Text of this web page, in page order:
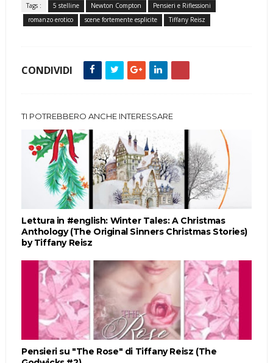
Tags : 5 stelline Newton Compton
Pensieri e Riflessioni
romanzo erotico
scene fortemente esplicite Tiffany Reisz
CONDIVIDI
TI POTREBBERO ANCHE INTERESSARE
Lettura in #english: Winter Tales: A Christmas
Anthology (The Original Sinners Christmas Stories)
by Tiffany Reisz
Pensieri su "The Rose" di Tiffany Reisz (The